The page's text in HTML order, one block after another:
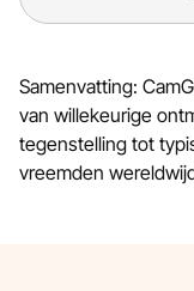
Samenvatting:
van willekeurige
tegenstelling tot
vreemden